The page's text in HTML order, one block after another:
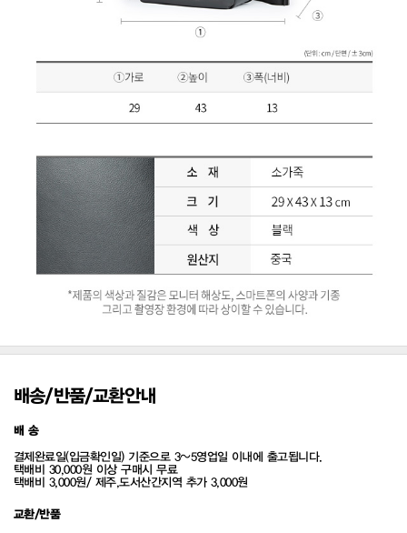
배송/반품/교환안내
배 송
결제완료일(입금확인일) 기준으로 3~5영업일 이내에 출고됩니다.
택배비 30,000원 이상 구매시 무료
택배비 3,000원/ 제주,도서산간지역 추가 3,000원
교환/반품